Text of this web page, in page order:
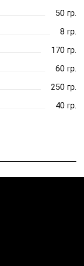
50 гр.
8 гр.
170 гр.
60 гр.
250 гр.
40 гр.